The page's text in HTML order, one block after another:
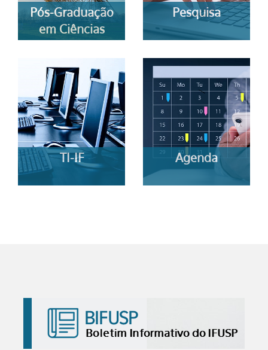
Pós-Graduação
em Ciências
Pesquisa
TI-IF Agenda